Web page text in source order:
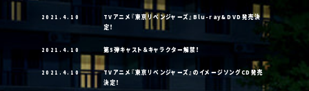
2021.4.10
TVアニメ『東京リベンジャーズ』Blu-ray&DVD発売決
定！
2021.4.10 第5弾キャスト＆キャラクター解禁！
2021.4.10
TVアニメ『東京リベンジャーズ』のイメージソングCD発売
決定！